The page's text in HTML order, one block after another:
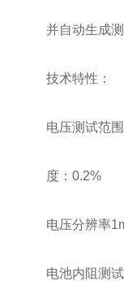
并自动生成
技术特性：
电压测试范
度：0.2%
电压分辨率
电池内阻测